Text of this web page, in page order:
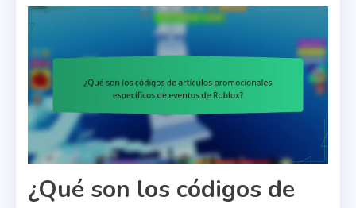
¿Qué son los códigos de